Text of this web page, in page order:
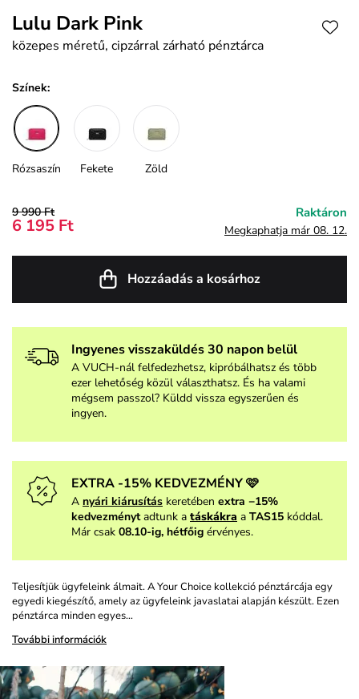
Lulu Dark Pink
közepes méretű, cipzárral zárható pénztárca
Színek:
Rózsaszín Fekete Zöld
9 990 Ft
6 195 Ft
Raktáron
Megkaphatja már 08. 12.
Hozzáadás a kosárhoz
Ingyenes visszaküldés 30 napon belül
A VUCH-nál felfedezhetsz, kipróbálhatsz és több
ezer lehetőség közül választhatsz. És ha valami
mégsem passzol? Küldd vissza egyszerűen és
ingyen.
EXTRA -15% KEDVEZMÉNY 🩷
A nyári kiárusítás keretében extra −15%
kedvezménytadtunk a táskákra a TAS15 kóddal.
Már csak 08.10-ig, hétfőig érvényes.
Teljesítjük ügyfeleink álmait. A Your Choice kollekció pénztárcája egy
egyedi kiegészítő, amely az ügyfeleink javaslatai alapján készült. Ezen
pénztárca minden egyes…
További információk